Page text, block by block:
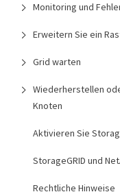
Monitoring und
Erweitern Sie ein
Grid warten
Wiederherstellen
Knoten
Aktivieren Sie
StorageGRID und
Rechtliche Hinweise